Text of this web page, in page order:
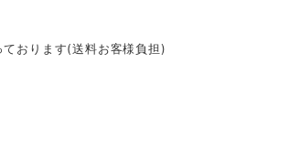
おります(送料お客様負担)